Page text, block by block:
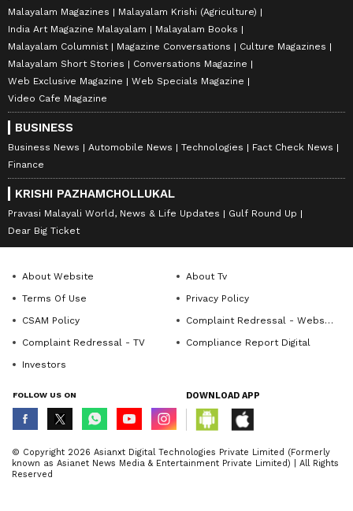
Malayalam Magazines
Malayalam Krishi (Agriculture)
India Art Magazine Malayalam
Malayalam Books
Malayalam Columnist
Magazine Conversations
Culture Magazines
Malayalam Short Stories
Conversations Magazine
Web Exclusive Magazine
Web Specials Magazine
Video Cafe Magazine
BUSINESS
Business News Automobile News Technologies
Fact Check News
Finance
KRISHI PAZHAMCHOLLUKAL
Pravasi Malayali World, News & Life Updates
Gulf Round Up
Dear Big Ticket
About Website
About Tv
Terms Of Use
Privacy Policy
CSAM Policy
Complaint Redressal - Website
Complaint Redressal - TV
Compliance Report Digital
Investors
FOLLOW US ON DOWNLOAD APP
© Copyright 2026 Asianxt Digital Technologies Private Limited (Formerly
known as Asianet News Media & Entertainment Private Limited) | All Rights
Reserved